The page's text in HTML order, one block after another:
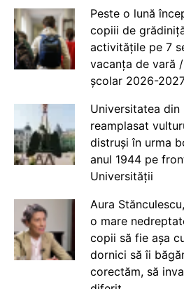
Peste o lună
copiii de
activitățile pe 7
vacanța de vară
școlar 2026-
Universitatea din
reamplasat
distruși în urma
anul 1944 pe
Universității
Aura
o mare
copii să fie așa
dornici să îi
corectăm, să